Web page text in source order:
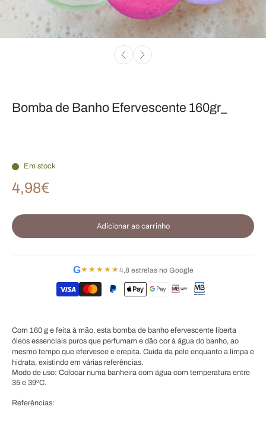
Bomba de Banho Efervescente 160gr_
Em stock
4,98€
Adicionar ao carrinho
G★★★★★4,8 estrelas no Google
Com 160 g e feita à mão, esta bomba de banho efervescente liberta
óleos essenciais puros que perfumam e dão cor à água do banho, ao
mesmo tempo que efervesce e crepita. Cuida da pele enquanto a limpa e
hidrata, existindo em várias referências.
Modo de uso: Colocar numa banheira com água com temperatura entre
35 e 39ºC.
Referências: